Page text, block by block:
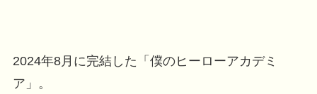
2024年8月に完結した「僕のヒーローアカデミ
ア」。